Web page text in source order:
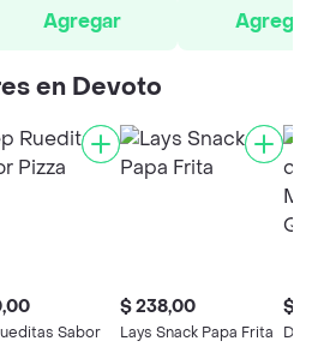
Agregar
Agregar
en Devoto
Sabor
$ 238,00
Lays Snack Papa Frita
$